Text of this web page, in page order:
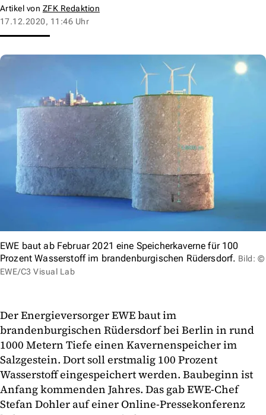
Artikel von ZFK Redaktion
17.12.2020, 11:46 Uhr
EWE baut ab Februar 2021 eine Speicherkaverne für 100
Prozent Wasserstoff im brandenburgischen Rüdersdorf. Bild: ©
EWE/C3 Visual Lab
Der Energieversorger EWE baut im
brandenburgischen Rüdersdorf bei Berlin in rund
1000 Metern Tiefe einen Kavernenspeicher im
Salzgestein. Dort soll erstmalig 100 Prozent
Wasserstoff eingespeichert werden. Baubeginn ist
Anfang kommenden Jahres. Das gab EWE-Chef
Stefan Dohler auf einer Online-Pressekonferenz